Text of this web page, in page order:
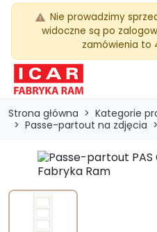
warning Nie prowadzimy
widoczne są po
zamówienia to
Strona główna
Kategorie
Passe-partout na zdjęcia